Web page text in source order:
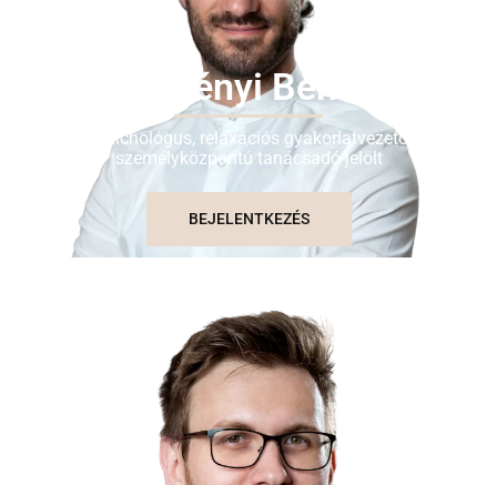
Szelényi Bence
Pszichológus, relaxációs gyakorlatvezető,
személyközpontú tanácsadó jelölt
BEJELENTKEZÉS